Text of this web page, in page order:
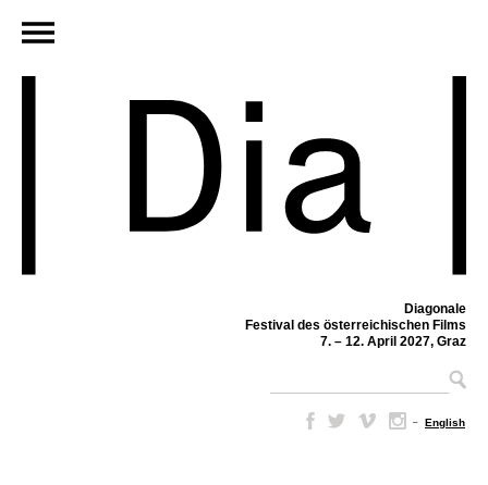
Diagonale
Festival des österreichischen Films
7. – 12. April 2027, Graz
– English